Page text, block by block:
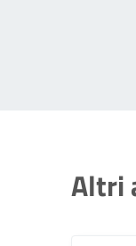
Altri